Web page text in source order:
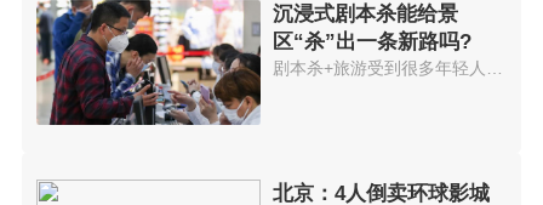
沉浸式剧本杀能给景
区“杀”出一条新路吗?
北京：4人倒卖环球影城